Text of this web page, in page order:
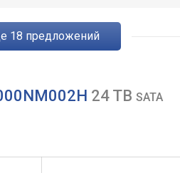
18 предложений
24 TB SATA